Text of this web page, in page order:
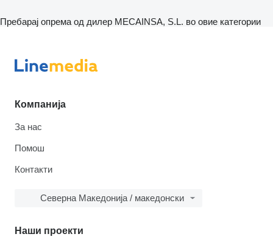
Пребарај опрема од дилер MECAINSA, S.L. во овие категории
Компанија
За нас
Помош
Контакти
Северна Македонија / македонски
Наши проекти